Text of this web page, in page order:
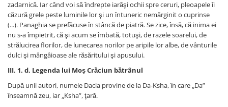
zadarnică. Iar când voi să îndrepte iarăşi ochii spre ceruri, pleoapele îi
căzură grele peste luminile lor şi un întuneric nemărginit o cuprinse
(...). Panaghia se prefăcuse în stâncă de piatră. Se zice, însă, că inima ei
nu s-a împietrit, că şi acum se îmbată, totuşi, de razele soarelui, de
strălucirea florilor, de lunecarea norilor pe aripile lor albe, de vânturile
dulci şi mângâioase ale răsăritului şi apusului.
III. 1. d. Legenda lui Moș Crăciun bătrânul
După unii autori, numele Dacia provine de la Da-Ksha, în care „Da”
înseamnă zeu, iar „Ksha”, ţară.